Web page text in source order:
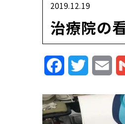
2019.12.19
治療院の
FacebookTwitter